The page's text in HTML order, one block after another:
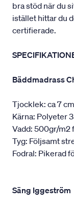
bra stöd när du
istället hittar du
certifierade.
Bäddmadrass
Tjocklek: ca 7 cm
Kärna: Polyeter
Vadd: 500gr/m2
Tyg: Följsamt
Fodral: Pikerad
Säng Iggeström